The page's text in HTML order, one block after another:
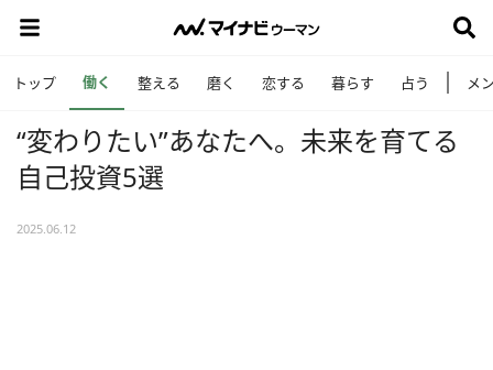
トップ 働く 整える 磨く 恋する 暮らす 占う メ
“変わりたい”あなたへ。未来を育てる
自己投資5選
2025.06.12